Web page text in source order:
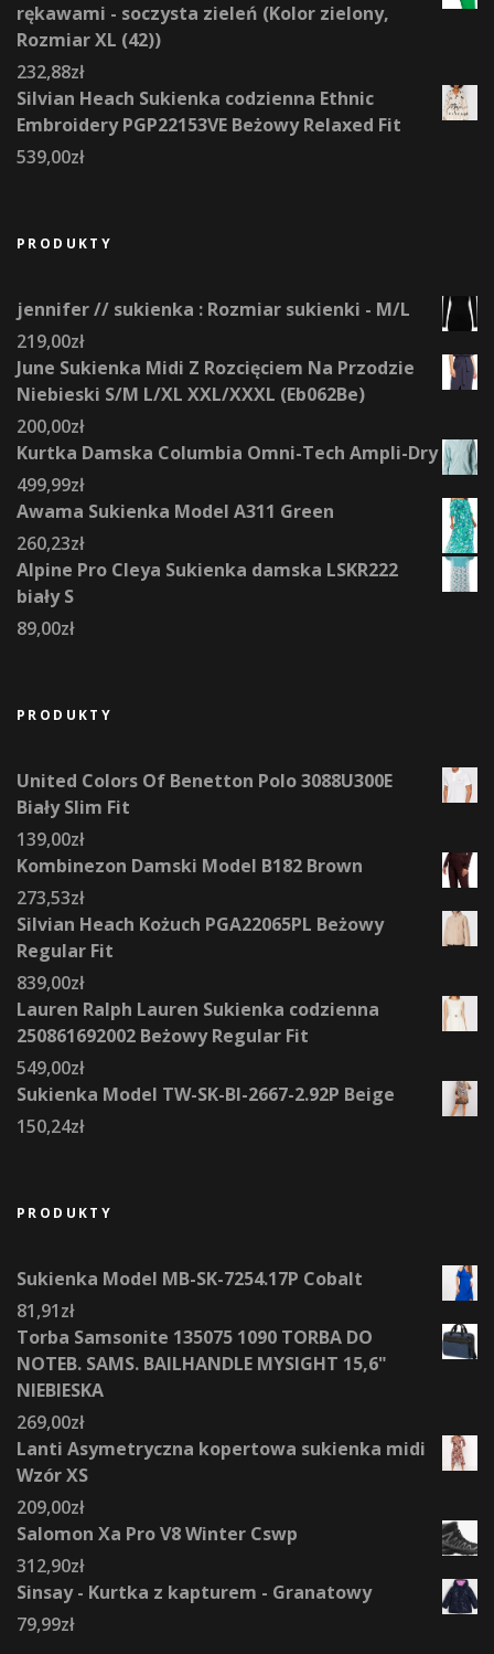
rękawami - soczysta zieleń (Kolor zielony,
Rozmiar XL (42))
232,88zł
Silvian Heach Sukienka codzienna Ethnic
Embroidery PGP22153VE Beżowy Relaxed Fit
539,00zł
PRODUKTY
jennifer // sukienka : Rozmiar sukienki - M/L
219,00zł
June Sukienka Midi Z Rozcięciem Na Przodzie
Niebieski S/M L/XL XXL/XXXL (Eb062Be)
200,00zł
Kurtka Damska Columbia Omni-Tech Ampli-Dry
499,99zł
Awama Sukienka Model A311 Green
260,23zł
Alpine Pro Cleya Sukienka damska LSKR222
biały S
89,00zł
PRODUKTY
United Colors Of Benetton Polo 3088U300E
Biały Slim Fit
139,00zł
Kombinezon Damski Model B182 Brown
273,53zł
Silvian Heach Kożuch PGA22065PL Beżowy
Regular Fit
839,00zł
Lauren Ralph Lauren Sukienka codzienna
250861692002 Beżowy Regular Fit
549,00zł
Sukienka Model TW-SK-BI-2667-2.92P Beige
150,24zł
PRODUKTY
Sukienka Model MB-SK-7254.17P Cobalt
81,91zł
Torba Samsonite 135075 1090 TORBA DO
NOTEB. SAMS. BAILHANDLE MYSIGHT 15,6"
NIEBIESKA
269,00zł
Lanti Asymetryczna kopertowa sukienka midi
Wzór XS
209,00zł
Salomon Xa Pro V8 Winter Cswp
312,90zł
Sinsay - Kurtka z kapturem - Granatowy
79,99zł